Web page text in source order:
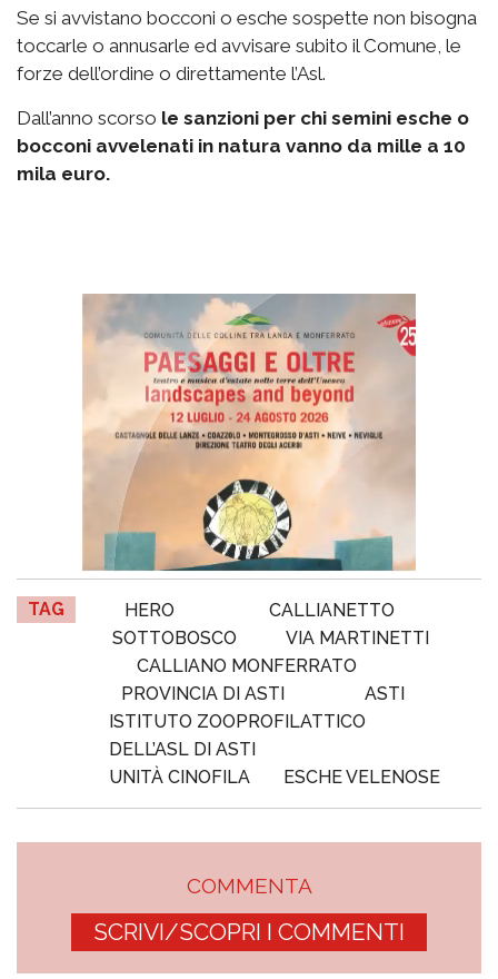
Se si avvistano bocconi o esche sospette non bisogna
toccarle o annusarle ed avvisare subito il Comune, le
forze dell’ordine o direttamente l’Asl.
Dall’anno scorso le sanzioni per chi semini esche o
bocconi avvelenati in natura vanno da mille a 10
mila euro.
TAG HERO
CALLIANETTO
SOTTOBOSCO
VIA MARTINETTI
CALLIANO MONFERRATO
PROVINCIA DI ASTI
ASTI
ISTITUTO ZOOPROFILATTICO
DELL’ASL DI ASTI
UNITÀ CINOFILA
ESCHE VELENOSE
COMMENTA
SCRIVI/SCOPRI I COMMENTI